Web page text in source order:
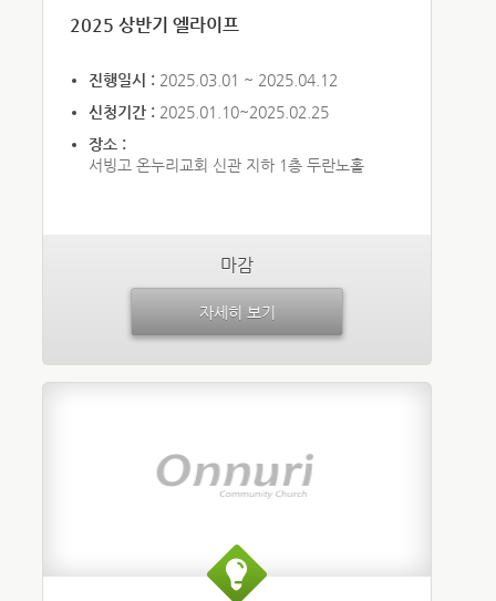
2025 상반기 엘라이프
진행일시 : 2025.03.01 ~ 2025.04.12
신청기간 : 2025.01.10~2025.02.25
장소 :
서빙고 온누리교회 신관 지하 1층 두란노홀
마감
자세히 보기